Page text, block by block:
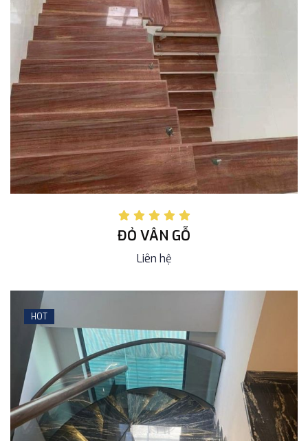
ĐỎ VÂN GỖ
Liên hệ
HOT